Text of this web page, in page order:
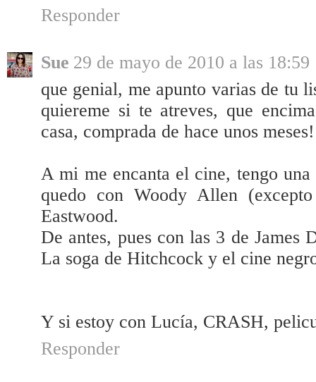
Responder
Sue 29 de mayo de 2010 a las 18:59
que genial, me apunto varias de tu
quiereme si te atreves, que
casa, comprada de hace unos meses!
A mi me encanta el cine, tengo
quedo con Woody Allen
Eastwood.
De antes, pues con las 3 de James
La soga de Hitchcock y el cine
Y si estoy con Lucía, CRASH,
Responder